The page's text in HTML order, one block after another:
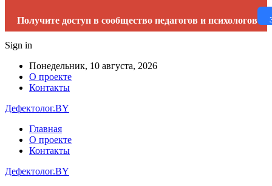
Получите доступ в сообщество педагогов и психологов
Sign in
Понедельник, 10 августа, 2026
О проекте
Контакты
Дефектолог.BY
Главная
О проекте
Контакты
Дефектолог.BY